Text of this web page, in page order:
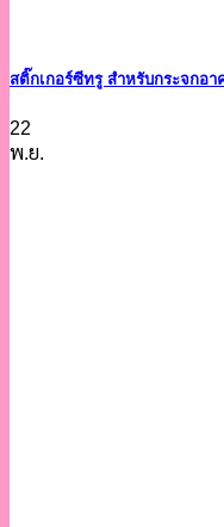
สติ๊กเกอร์ซีทรู สำหรับกระจกอ
22
พ.ย.